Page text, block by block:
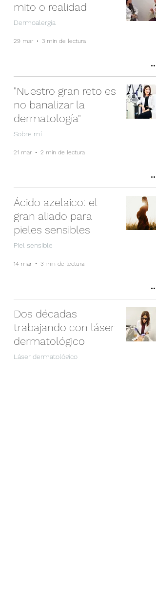
mito o realidad
Dermoalergia
29 mar 3 min de lectura
"Nuestro gran reto es
no banalizar la
dermatología"
Sobre mí
21 mar 2 min de lectura
Ácido azelaico: el
gran aliado para
pieles sensibles
Piel sensible
14 mar 3 min de lectura
Dos décadas
trabajando con láser
dermatológico
Láser dermatológico